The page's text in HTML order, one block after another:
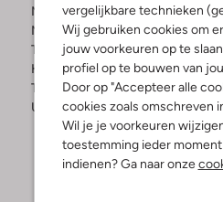
vergelijkbare technieken
Wij gebruiken cookies om
jouw voorkeuren op te
profiel op te bouwen van
Door op "Accepteer alle
cookies zoals omschreven
Wil je je voorkeuren
toestemming ieder
indienen? Ga naar onze
Materiaal binnenkant:Leer,
Materiaal zool:Rubber
Type sluiting:Veter
Hakvorm: Platte Zool
Type neus:Ronde Neus
Uitneembaar voetbed:Ja